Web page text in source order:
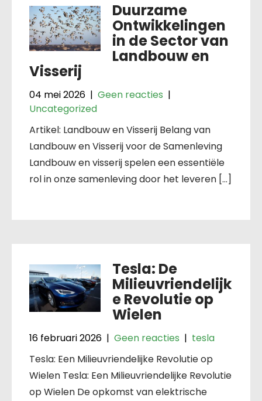
Duurzame
Ontwikkelingen
in de Sector van
Landbouw en
Visserij
04 mei 2026 | Geen reacties |
Uncategorized
Artikel: Landbouw en Visserij Belang van
Landbouw en Visserij voor de Samenleving
Landbouw en visserij spelen een essentiële
rol in onze samenleving door het leveren […]
Tesla: De
Milieuvriendelijk
e Revolutie op
Wielen
16 februari 2026 | Geen reacties | tesla
Tesla: Een Milieuvriendelijke Revolutie op
Wielen Tesla: Een Milieuvriendelijke Revolutie
op Wielen De opkomst van elektrische